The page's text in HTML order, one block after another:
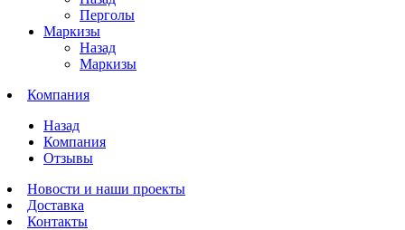
Перголы
Маркизы
Назад
Маркизы
Компания
Назад
Компания
Отзывы
Новости и наши проекты
Доставка
Контакты